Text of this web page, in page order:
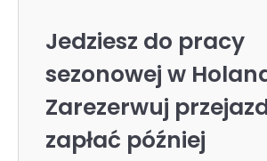
Jedziesz do pracy
sezonowej w
Zarezerwuj
zapłać później